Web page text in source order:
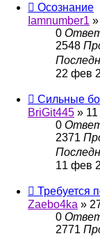
Осознание
Iamnumber1 »
0
2548
22 фев
Сильные
BriGit445 »
0
2371
11 фев
Требуется
Zaebo4ka »
0
2771